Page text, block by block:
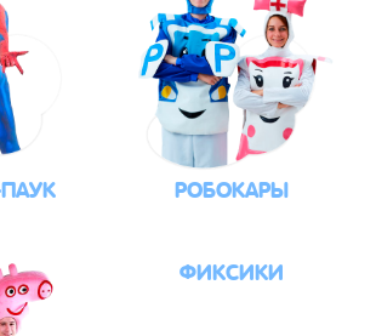
РОБОКАРЫ
ФИКСИКИ